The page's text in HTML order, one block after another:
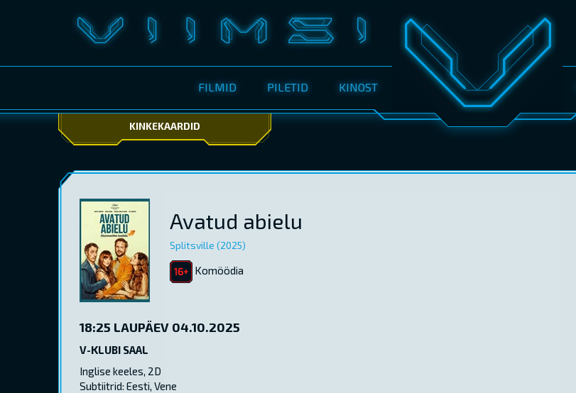
FILMID PILETID KINOST
KINKEKAARDID
Avatud abielu
Splitsville (2025)
Komöödia
18:25 LAUPÄEV 04.10.2025
V-KLUBI SAAL
Inglise keeles, 2D
Subtiitrid: Eesti, Vene